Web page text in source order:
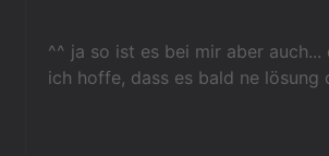
^^ ja so ist es bei mir aber
ich hoffe, dass es bald ne